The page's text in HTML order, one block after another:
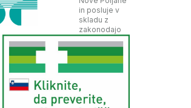
iz poganjkov vinske
nabranega v Burkini Faso,
revolucionarni tehnologiji
in posluje v
skladu z
zakonodajo